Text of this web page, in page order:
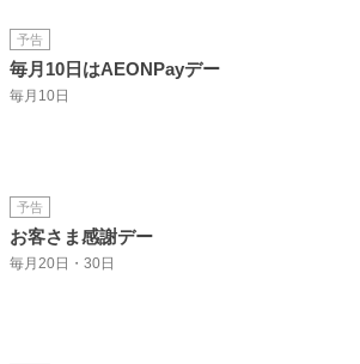
予告
毎月10日はAEONPayデー
毎月10日
予告
お客さま感謝デー
毎月20日・30日